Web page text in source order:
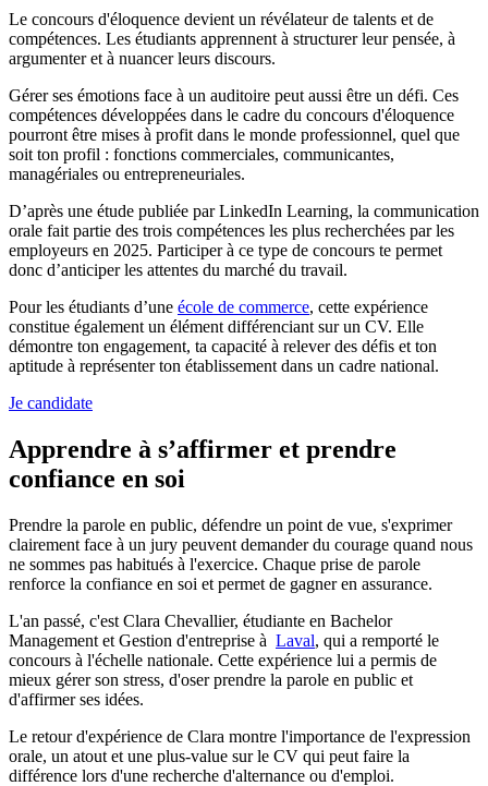
Le concours d'éloquence devient un révélateur de talents et de
compétences. Les étudiants apprennent à structurer leur pensée, à
argumenter et à nuancer leurs discours.
Gérer ses émotions face à un auditoire peut aussi être un défi. Ces
compétences développées dans le cadre du concours d'éloquence
pourront être mises à profit dans le monde professionnel, quel que
soit ton profil : fonctions commerciales, communicantes,
managériales ou entrepreneuriales.
D’après une étude publiée par LinkedIn Learning, la communication
orale fait partie des trois compétences les plus recherchées par les
employeurs en 2025. Participer à ce type de concours te permet
donc d’anticiper les attentes du marché du travail.
Pour les étudiants d’une école de commerce, cette expérience
constitue également un élément différenciant sur un CV. Elle
démontre ton engagement, ta capacité à relever des défis et ton
aptitude à représenter ton établissement dans un cadre national.
Je candidate
Apprendre à s’affirmer et prendre
confiance en soi
Prendre la parole en public, défendre un point de vue, s'exprimer
clairement face à un jury peuvent demander du courage quand nous
ne sommes pas habitués à l'exercice. Chaque prise de parole
renforce la confiance en soi et permet de gagner en assurance.
L'an passé, c'est Clara Chevallier, étudiante en Bachelor
Management et Gestion d'entreprise à Laval, qui a remporté le
concours à l'échelle nationale. Cette expérience lui a permis de
mieux gérer son stress, d'oser prendre la parole en public et
d'affirmer ses idées.
Le retour d'expérience de Clara montre l'importance de l'expression
orale, un atout et une plus-value sur le CV qui peut faire la
différence lors d'une recherche d'alternance ou d'emploi.